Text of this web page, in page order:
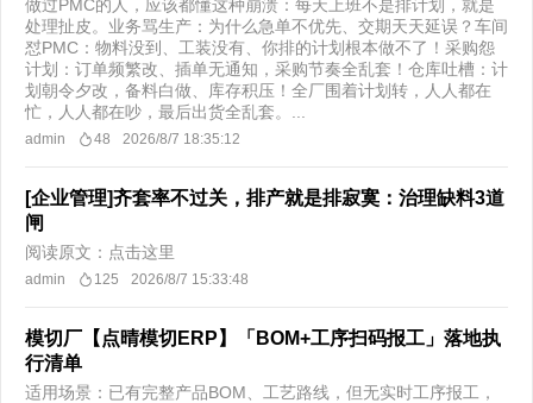
做过PMC的人，应该都懂这种崩溃：每天上班不是排计划，就是
处理扯皮。业务骂生产：为什么急单不优先、交期天天延误？车间
怼PMC：物料没到、工装没有、你排的计划根本做不了！采购怨
计划：订单频繁改、插单无通知，采购节奏全乱套！仓库吐槽：计
划朝令夕改，备料白做、库存积压！全厂围着计划转，人人都在
忙，人人都在吵，最后出货全乱套。...
admin 48 2026/8/7 18:35:12
[企业管理]齐套率不过关，排产就是排寂寞：治理缺料3道
闸
阅读原文：点击这里
admin 125 2026/8/7 15:33:48
模切厂【点晴模切ERP】「BOM+工序扫码报工」落地执
行清单
适用场景：已有完整产品BOM、工艺路线，但无实时工序报工，